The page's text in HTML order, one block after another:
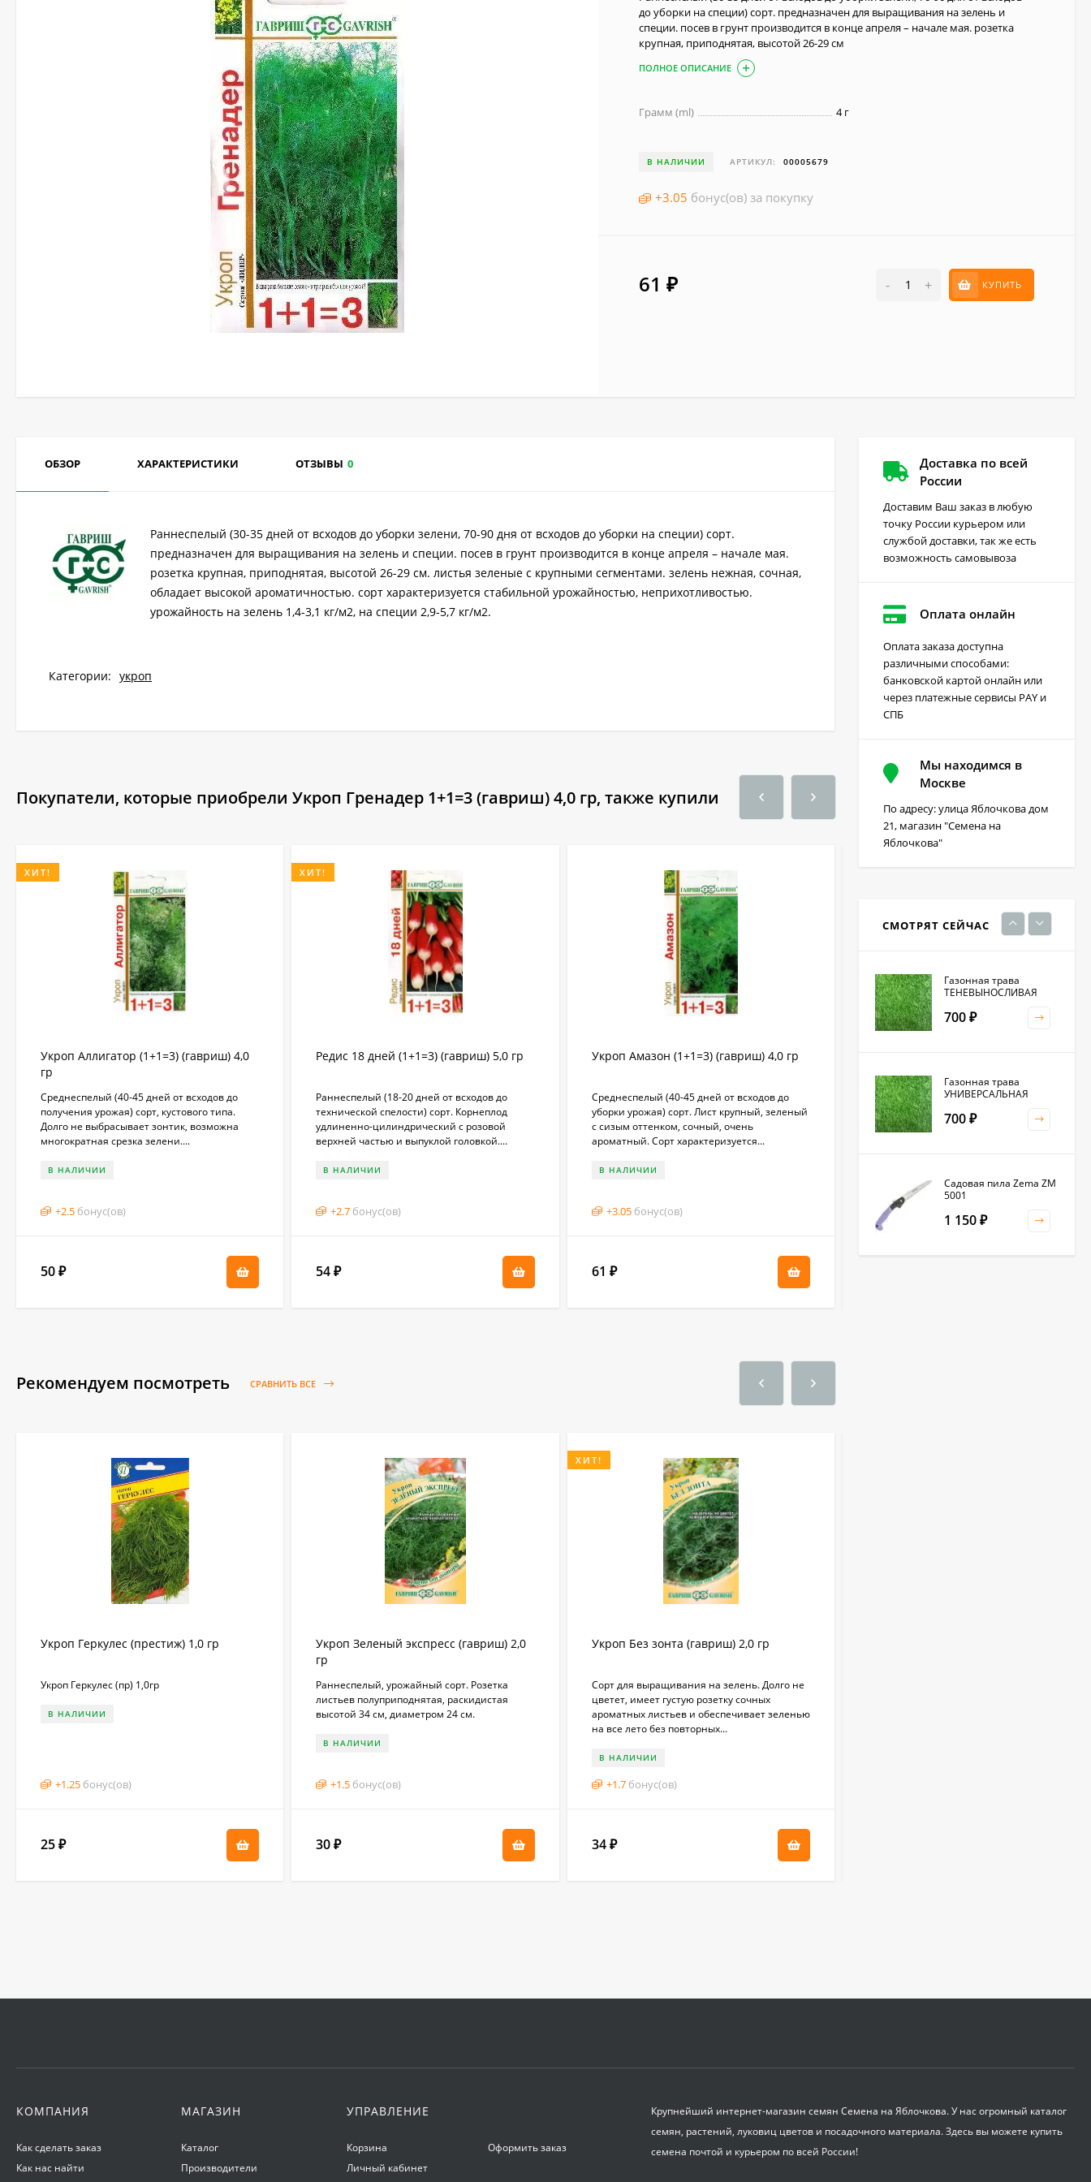
до уборки на специи) сорт. предназначен для выращивания на зелень и
специи. посев в грунт производится в конце апреля – начале мая. розетка
крупная, приподнятая, высотой 26-29 см
ПОЛНОЕ ОПИСАНИЕ
Грамм (ml) 4 г
В НАЛИЧИИ АРТИКУЛ: 00005679
+3.05 бонус(ов) за покупку
61₽ - + КУПИТЬ
ОБЗОР ХАРАКТЕРИСТИКИ ОТЗЫВЫ 0
Раннеспелый (30-35 дней от всходов до уборки зелени, 70-90 дня от всходов до уборки на специи) сорт.
предназначен для выращивания на зелень и специи. посев в грунт производится в конце апреля – начале мая.
розетка крупная, приподнятая, высотой 26-29 см. листья зеленые с крупными сегментами. зелень нежная, сочная,
обладает высокой ароматичностью. сорт характеризуется стабильной урожайностью, неприхотливостью.
урожайность на зелень 1,4-3,1 кг/м2, на специи 2,9-5,7 кг/м2.
Категории: укроп
Покупатели, которые приобрели Укроп Гренадер 1+1=3 (гавриш) 4,0 гр, также купили
ХИТ!
Укроп Аллигатор (1+1=3) (гавриш) 4,0
гр
Среднеспелый (40-45 дней от всходов до
получения урожая) сорт, кустового типа.
Долго не выбрасывает зонтик, возможна
многократная срезка зелени....
В НАЛИЧИИ
+2.5 бонус(ов)
50 ₽
ХИТ!
Редис 18 дней (1+1=3) (гавриш) 5,0 гр
Раннеспелый (18-20 дней от всходов до
технической спелости) сорт. Корнеплод
удлиненно-цилиндрический с розовой
верхней частью и выпуклой головкой....
В НАЛИЧИИ
+2.7 бонус(ов)
54₽
Укроп Амазон (1+1=3) (гавриш) 4,0 гр
Среднеспелый (40-45 дней от всходов до
уборки урожая) сорт. Лист крупный, зеленый
с сизым оттенком, сочный, очень
ароматный. Сорт характеризуется...
В НАЛИЧИИ
+3.05 бонус(ов)
61 ₽
Новый среднеспелый сорт (40-45 дней от
массовых всходов до уборки на зелень).
Особенностью этого сорта является
+3.05
Рекомендуем посмотреть СРАВНИТЬ ВСЕ
Укроп Геркулес (престиж) 1,0 гр
Укроп Геркулес (пр) 1,0гр
В НАЛИЧИИ
+1.25 бонус(ов)
25 ₽
Укроп Зеленый экспресс (гавриш) 2,0
гр
Раннеспелый, урожайный сорт. Розетка
листьев полуприподнятая, раскидистая
высотой 34 см, диаметром 24 см.
В НАЛИЧИИ
+1.5 бонус(ов)
30₽
ХИТ!
Укроп Без зонта (гавриш) 2,0 гр
Сорт для выращивания на зелень. Долго не
цветет, имеет густую розетку сочных
ароматных листьев и обеспечивает зеленью
на все лето без повторных...
В НАЛИЧИИ
+1.7 бонус(ов)
34 ₽
Доставка по всей
России
Доставим Ваш заказ в любую
точку России курьером или
службой доставки, так же есть
возможность самовывоза
Оплата онлайн
Оплата заказа доступна
различными способами:
банковской картой онлайн или
через платежные сервисы PAY и
СПБ
Мы находимся в
Москве
По адресу: улица Яблочкова дом
21, магазин "Семена на
Яблочкова"
СМОТРЯТ СЕЙЧАС
Грейдер от сорняков
(август) 10 мл
220₽
230
Газонная трава
ТЕНЕВЫНОСЛИВАЯ
700 ₽
Газонная трава
УНИВЕРСАЛЬНАЯ
700 ₽
Садовая пила Zema ZM
5001
1 150 ₽
садовый ZEMA ZM
650₽
КОМПАНИЯ
Как сделать заказ
Как нас найти
МАГАЗИН
Каталог
Производители
УПРАВЛЕНИЕ
Корзина
Личный кабинет
Оформить заказ
Крупнейший интернет-магазин семян Семена на Яблочкова. У нас огромный каталог
семян, растений, луковиц цветов и посадочного материала. Здесь вы можете купить
семена почтой и курьером по всей России!